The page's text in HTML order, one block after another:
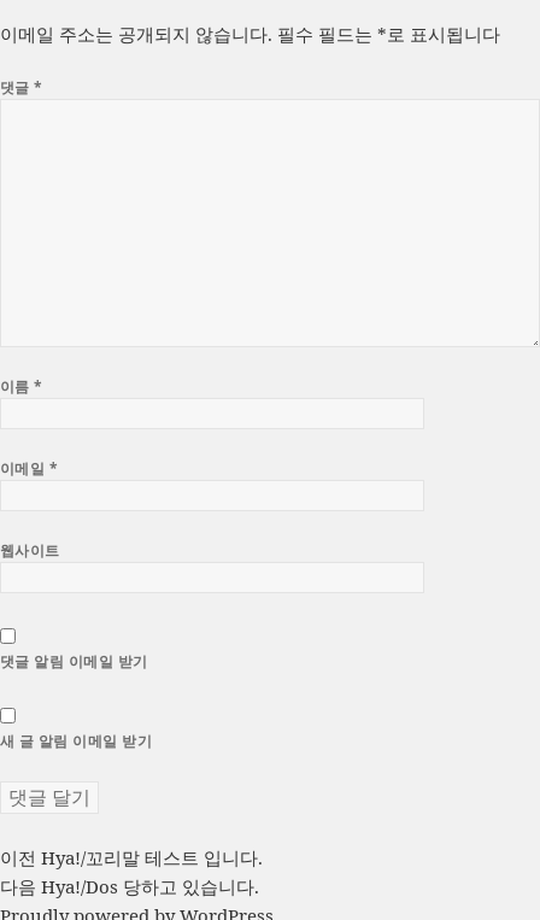
이메일 주소는 공개되지 않습니다. 필수 필드는 *로 표시됩니다
댓글*
이름*
이메일 *
웹사이트
댓글 알림 이메일 받기
새 글 알림 이메일 받기
글
탐
이전 이
전
글:
Hya!/꼬리말 테스트 입니다.
다음 다
음
Hya!/Dos 당하고 있습니다.
Proudly powered by WordPress